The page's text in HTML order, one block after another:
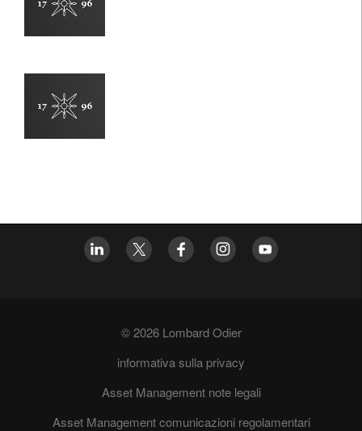
© 2026 Lombard Odier
informativa sulla privacy
Asset Management note legali
Asset Management comunicazioni regolamentari